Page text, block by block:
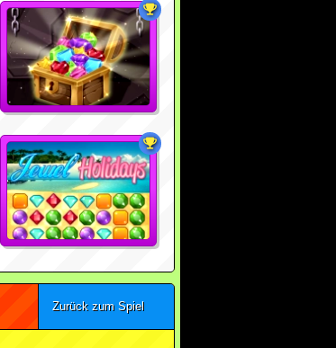
Zurück zum Spiel